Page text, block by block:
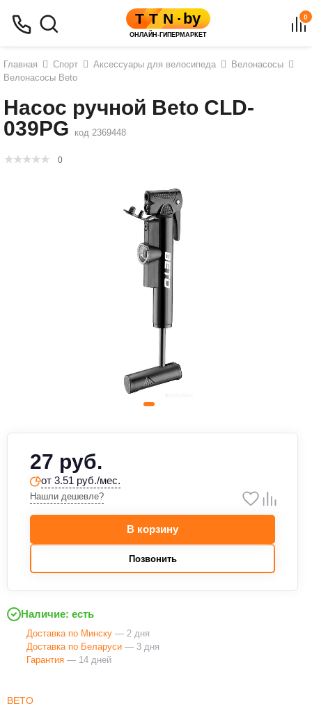
0
Главная Спорт Аксессуары для велосипеда
Велонасосы
Велонасосы Beto
Насос ручной Beto CLD-
039PG
код 2369448
0
BETO
27 руб.
от 3.51 руб./мес.
Нашли дешевле?
В корзину
Позвонить
Наличие: есть
Доставка по Минску — 2 дня
Доставка по Беларуси — 3 дня
Гарантия — 14 дней